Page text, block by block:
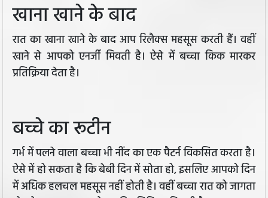
खाना खाने के बाद
रात का खाना खाने के बाद आप रिलैक्स महसूस करती हैं। वहीं
खाने से आपको एनर्जी मिवती है। ऐसे में बच्चा किक मारकर
प्रतिक्रिया देता है।
बच्चे का रूटीन
गर्भ में पलने वाला बच्चा भी नींद का एक पैटर्न विकसित करता है।
ऐसे में हो सकता है कि बेबी दिन में सोता हो, इसलिए आपको दिन
में अधिक हलचल महसूस नहीं होती है। वहीं बच्चा रात को जागता